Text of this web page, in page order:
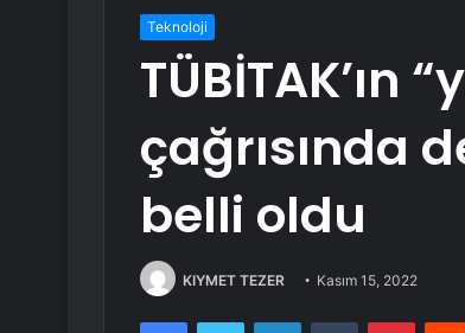
Teknoloji
TÜBİTAK’ın
çağrısında
belli oldu
KIYMET TEZER Kasım 15, 2022
FacebookTwitter LinkedInTumblr